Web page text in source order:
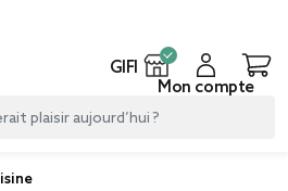
GIFI
Mon compte